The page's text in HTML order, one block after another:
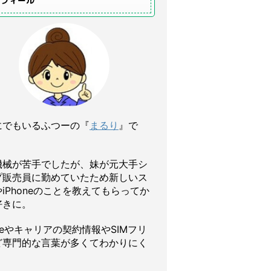
もいるふつーの『 まるり 』で
が苦手でしたが、妹が元大手シ
売員に勤めていたため新しいス
のことを教えてもらってか
に。
やキャリアの契約情報やSIMフリ
門的な言葉が多くてわかりにく